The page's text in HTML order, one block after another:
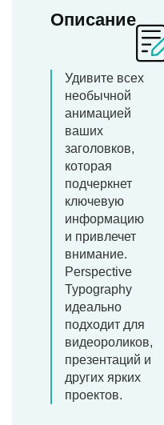
Описание
Удивите всех
необычной
анимацией
ваших
заголовков,
которая
подчеркнет
ключевую
информацию
и привлечет
внимание.
Perspective
Typography
идеально
подходит для
видеороликов,
презентаций и
других ярких
проектов.